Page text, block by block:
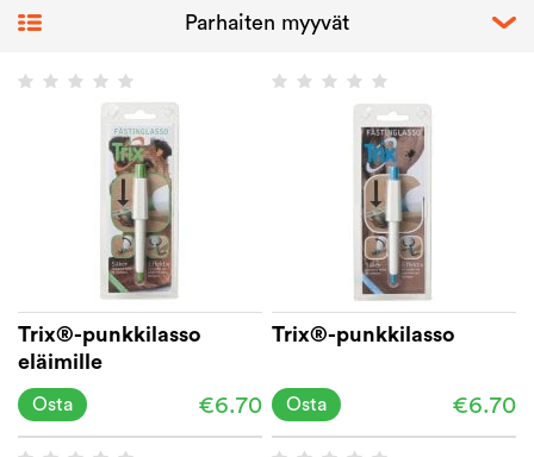
Trix®-punkkilasso
eläimille
€6.70
Osta
Trix®-punkkilasso
€6.70
Osta